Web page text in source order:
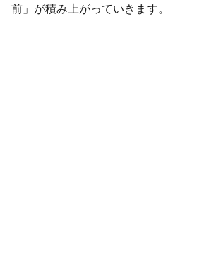
前」が積み上がっていきます。